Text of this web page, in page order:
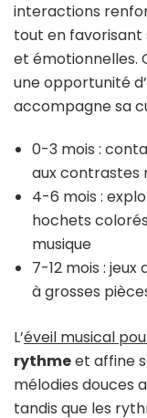
interactions
tout en favorisant
et émotionnelles.
une opportunité
accompagne sa
0-3 mois :
aux contrastes
4-6 mois :
hochets
musique
7-12 mois :
à grosses
L’éveil musical
rythmeet affine
mélodies douces
tandis que les